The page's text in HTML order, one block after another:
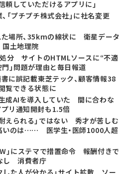
していただけるアプリに」
、「プチプチ株式会社」に社名変更
場所、35kmの線状に 衛星データ
国土地理院
分 サイトのHTMLソースに“不適
」問題が理由と毎日報道
に誤記載――東芝テック、顧客情報38
覧できる状態に
成AIを導入していた 間に合わな
リ通知開封も1.5倍
えられる」ではない 秀才が苦しむ
いのは…… 医学生・医師1000人超
」にステマで措置命令 報酬付きで
し 消費者庁
した人が分かる」サイト拡散 ソー